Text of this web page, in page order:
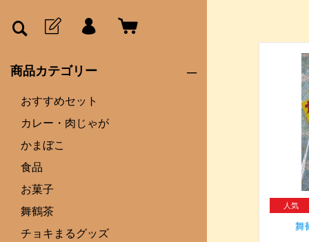
商品カテゴリー
おすすめセット
カレー・肉じゃが
かまぼこ
食品
お菓子
舞鶴茶
チョキまるグッズ
舞